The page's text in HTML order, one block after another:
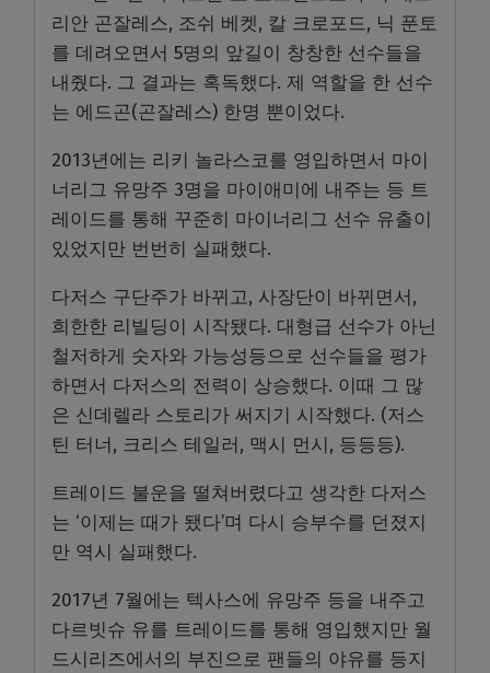
리안 곤잘레스, 조쉬 베켓, 칼 크로포드, 닉 푼토
를 데려오면서 5명의 앞길이 창창한 선수들을
내줬다. 그 결과는 혹독했다. 제 역할을 한 선수
는 에드곤(곤잘레스) 한명 뿐이었다.
2013년에는 리키 놀라스코를 영입하면서 마이
너리그 유망주 3명을 마이애미에 내주는 등 트
레이드를 통해 꾸준히 마이너리그 선수 유출이
있었지만 번번히 실패했다.
다저스 구단주가 바뀌고, 사장단이 바뀌면서,
희한한 리빌딩이 시작됐다. 대형급 선수가 아닌
철저하게 숫자와 가능성등으로 선수들을 평가
하면서 다저스의 전력이 상승했다. 이때 그 많
은 신데렐라 스토리가 써지기 시작했다. (저스
틴 터너, 크리스 테일러, 맥시 먼시, 등등등).
트레이드 불운을 떨쳐버렸다고 생각한 다저스
는 ‘이제는 때가 됐다’며 다시 승부수를 던졌지
만 역시 실패했다.
2017년 7월에는 텍사스에 유망주 등을 내주고
다르빗슈 유를 트레이드를 통해 영입했지만 월
드시리즈에서의 부진으로 팬들의 야유를 등지